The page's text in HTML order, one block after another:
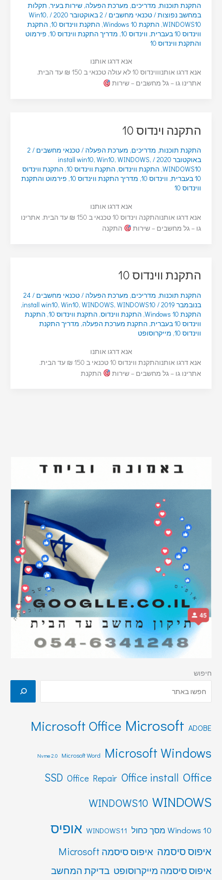
התקנת תוכנות, מדריכים, מערכת הפעלה, שירות בעיר, תקלות
במחשב נפוצות/טכנאי מחשבים / 2 באוקטובר 2020 /
Win10,
WINDOWS10
, התקנת Windows 10 , התקנת ווינדוס 10 , התקנת
ווינדוס 10 בעברית
, ווינדוס 10 , מדריך התקנת ווינדוס 10 , פירמוט
והתקנת ווינדוס 10
אנא דרגו אותנו
אנא דרגו אותנוווינדוס 10 לא עולה טכנאי ב 150 ₪ עד הבית.
אתרינו גו – גל מחשבים – שירות
התקנה וינדוס 10
התקנת תוכנות, מדריכים, מערכת הפעלה /טכנאי מחשבים /
2
באוקטובר 2020
/
install win10,Win10,WINDOWS,
WINDOWS10
, התקנת ווינדוס, התקנת ווינדוס 10 , התקנת ווינדוס
10 בעברית
, ווינדוס 10 , מדריך התקנת ווינדוס 10 , פירמוט והתקנת
ווינדוס 10
אנא דרגו אותנו
אנא דרגו אותנוהתקנה וינדוס 10 טכנאי ב 150 ₪ עד הבית. אתרינו
גו – גל מחשבים – שירות
התקנה
התקנת ווינדוס 10
התקנת תוכנות, מדריכים, מערכת הפעלה /טכנאי מחשבים /
24
בנובמבר 2019
/
install win10,Win10,WINDOWS,WINDOWS10
,
התקנת Windows 10
, התקנת ווינדוס, התקנת ווינדוס 10 , התקנת
ווינדוס 10 בעברית
, התקנת מערכת הפעלה, מדריך התקנת
ווינדוס 10
, מייקרוסופט
אנא דרגו אותנו
אנא דרגו אותנוהתקנת ווינדוס 10 טכנאי ב 150 ₪ עד הבית.
אתרינו גו – גל מחשבים – שירות
התקנת
חיפוש
ADOBE
Microsoft
Microsoft Office
Microsoft Windows
Microsoft Word
Nvme 2.0
Office
Office install
Office Repair
SSD
WINDOWS
WINDOWS10
Windows 10 מסך כחול WINDOWS11 אופיס
איפוס סיסמה איפוס סיסמה Microsoft
איפוס סיסמה מייקרוסופט בדיקת המחשב